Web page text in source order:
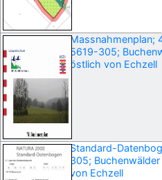
Massnahmenplan;
5619-305;
östlich von Echzell
Standard-
305;
von Echzell